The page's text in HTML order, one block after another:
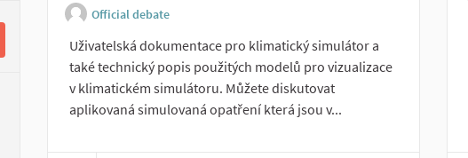
Official debate
Uživatelská dokumentace pro klimatický simulátor a
také technický popis použitých modelů pro vizualizace
v klimatickém simulátoru. Můžete diskutovat
aplikovaná simulovaná opatření která jsou v...